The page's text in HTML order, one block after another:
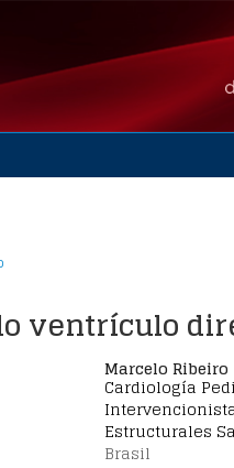
ventrículo
Marcelo Ribeiro
Cardiología
Estructurales
Brasil